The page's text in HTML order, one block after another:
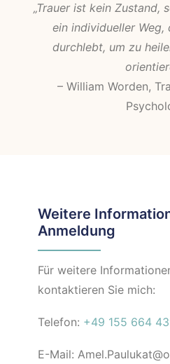
„Trauer ist kein Zustand,
ein individueller Weg,
durchlebt, um zu
– William Worden,
Weitere
Anmeldung
Für weitere
kontaktieren Sie mich:
Telefon: +49 155 664
E-Mail: